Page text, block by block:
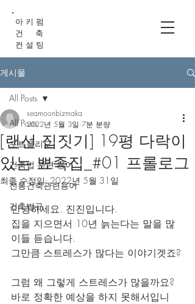
아 키 펌
건 축
컨 설 팅
게시물
All Posts
포트폴리오
건축법 관련 용어
전통건축관련용어
건축법규
All Posts
[랜선 집짓기] 19평 다락이
있는 뾰족집_#01 프롤로그
seamoonbizmaka
2022년 5월 3일 7분 분량
최종 수정일:2022년 5월 31일
안녕하세요. 진진입니다.
집을 지으면서 10년 늙는다는 말을 많
이들 듣습니다.
그만큼 스트레스가 많다는 이야기겟죠?
그럼 왜 그렇게 스트레스가 많을까요?
바로 정확한 예상을 하지 못해서입니